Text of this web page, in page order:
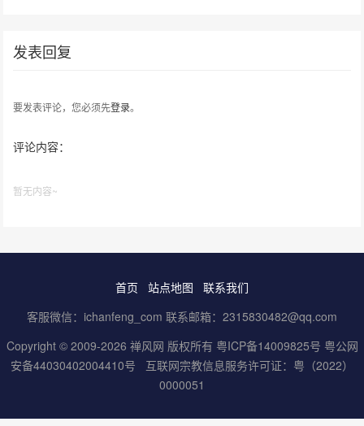
发表回复
要发表评论，您必须先登录。
评论内容：
暂无内容~
首页 站点地图
联系我们
客服微信：ichanfeng_com 联系邮箱：2315830482@qq.com
Copyright © 2009-2026 禅风网 版权所有 粤ICP备14009825号 粤公网
安备44030402004410号
互联网宗教信息服务许可证：粤（2022）
0000051